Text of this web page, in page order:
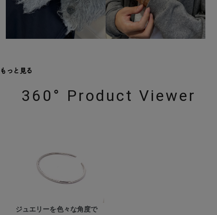
もっと見る
360° Product Viewer
ジュエリーを色々な角度で